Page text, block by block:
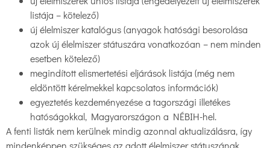
listája – kötelező)
új élelmiszer katalógus (anyagok hatósági besorolása
azok új élelmiszer státuszára vonatkozóan – nem minden
esetben kötelező)
megindított elismertetési eljárások listája (még nem
eldöntött kérelmekkel kapcsolatos információk)
egyeztetés kezdeményezése a tagországi illetékes
hatóságokkal, Magyarországon a NÉBIH-hel.
A fenti listák nem kerülnek mindig azonnal aktualizálásra, így
mindenképpen szükséges az adott élelmiszer státuszának